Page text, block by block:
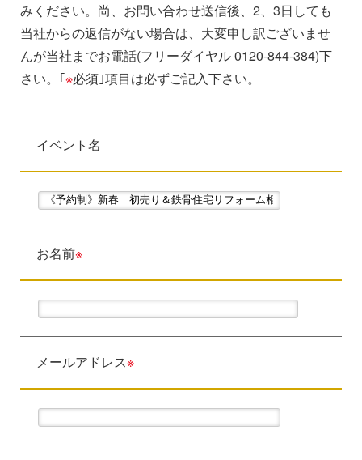
みください。尚、お問い合わせ送信後、2、3日しても
当社からの返信がない場合は、大変申し訳ございませ
んが当社までお電話(フリーダイヤル 0120-844-384)下
さい。｢※必須｣項目は必ずご記入下さい。
イベント名
お名前※
メールアドレス※